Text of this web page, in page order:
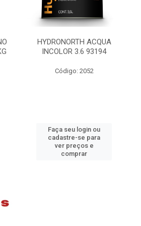
HYDRONORTH HYDROFILM
INCOLOR 18L 98058
Código: 2039
Faça seu login ou
cadastre-se para
ver preços e
comprar